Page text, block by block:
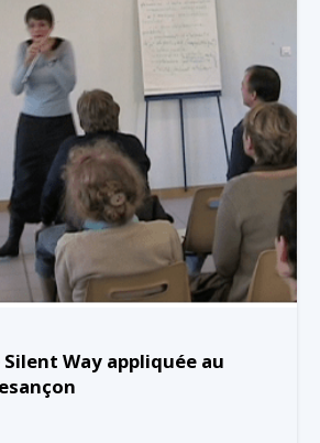
Silent Way appliquée au